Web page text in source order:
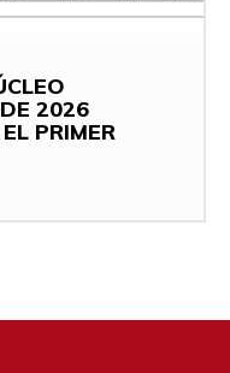
2026
PRIMER